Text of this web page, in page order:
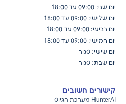
יום שני: 09:00 עד 18:00
יום שלישי: 09:00 עד 18:00
יום רביעי: 09:00 עד 18:00
יום חמישי: 09:00 עד 18:00
יום שישי: סגור
יום שבת: סגור
קישורים חשובים
HunterAI מערכת הגיוס